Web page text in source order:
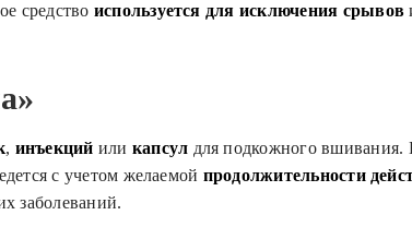
средство используется для исключения срывов
, инъекций или капсул для подкожного
с учетом желаемой продолжительности
заболеваний.